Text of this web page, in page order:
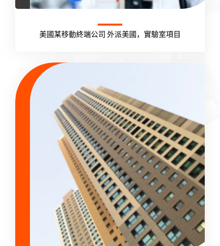
美國某移動終端公司 外派美國，實驗室項目